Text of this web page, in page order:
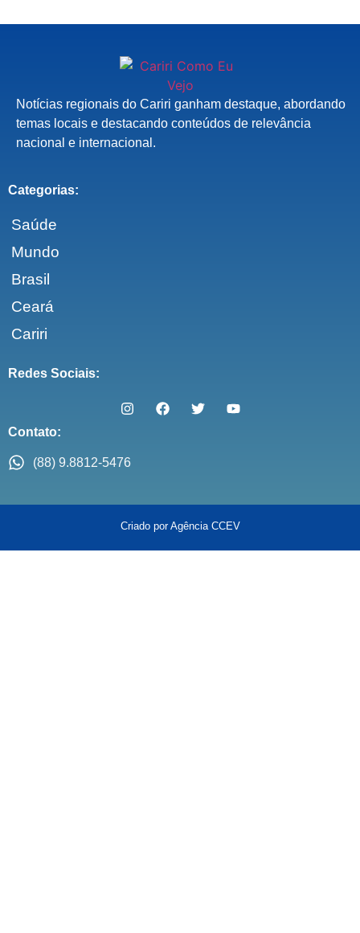
Notícias regionais do Cariri ganham destaque, abordando
temas locais e destacando conteúdos de relevância
nacional e internacional.
Categorias:
Saúde
Mundo
Brasil
Ceará
Cariri
Redes Sociais:
Contato:
(88) 9.8812-5476
Criado por Agência CCEV